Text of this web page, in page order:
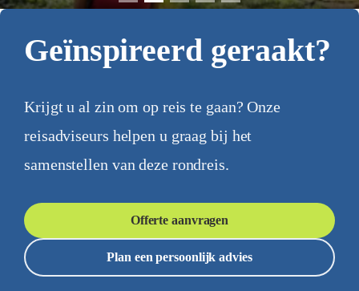
Geïnspireerd geraakt?
Krijgt u al zin om op reis te gaan? Onze
reisadviseurs helpen u graag bij het
samenstellen van deze rondreis.
Offerte aanvragen
Plan een persoonlijk advies